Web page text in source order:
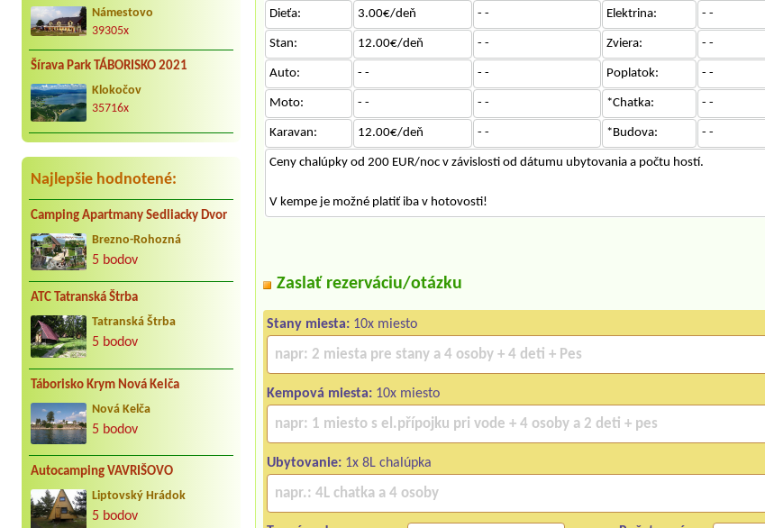
Námestovo
39305x
Šírava Park TÁBORISKO 2021
Klokočov
35716x
Najlepšie hodnotené:
Camping Apartmany Sedliacky Dvor
Brezno-Rohozná
5 bodov
ATC Tatranská Štrba
Tatranská Štrba
5 bodov
Táborisko Krym Nová Kelča
Nová Kelča
5 bodov
Autocamping VAVRIŠOVO
Liptovský Hrádok
5 bodov
Dieťa: 3.00€/deň - - Elektrina: - -
Stan: 12.00€/deň - - Zviera: - -
Auto: - - - - Poplatok: - -
Moto: - - - - *Chatka: - -
Karavan: 12.00€/deň - - *Budova: - -
Ceny chalúpky od 200 EUR/noc v závislosti od dátumu ubytovania a počtu hostí.
V kempe je možné platiť iba v hotovosti!
Zaslať rezerváciu/otázku
Stany miesta: 10x miesto
Kempová miesta: 10x miesto
Ubytovanie: 1x 8L chalúpka